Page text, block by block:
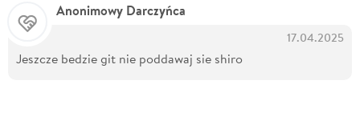
Anonimowy Darczyńca
17.04.2025
Jeszcze bedzie git nie poddawaj sie shiro